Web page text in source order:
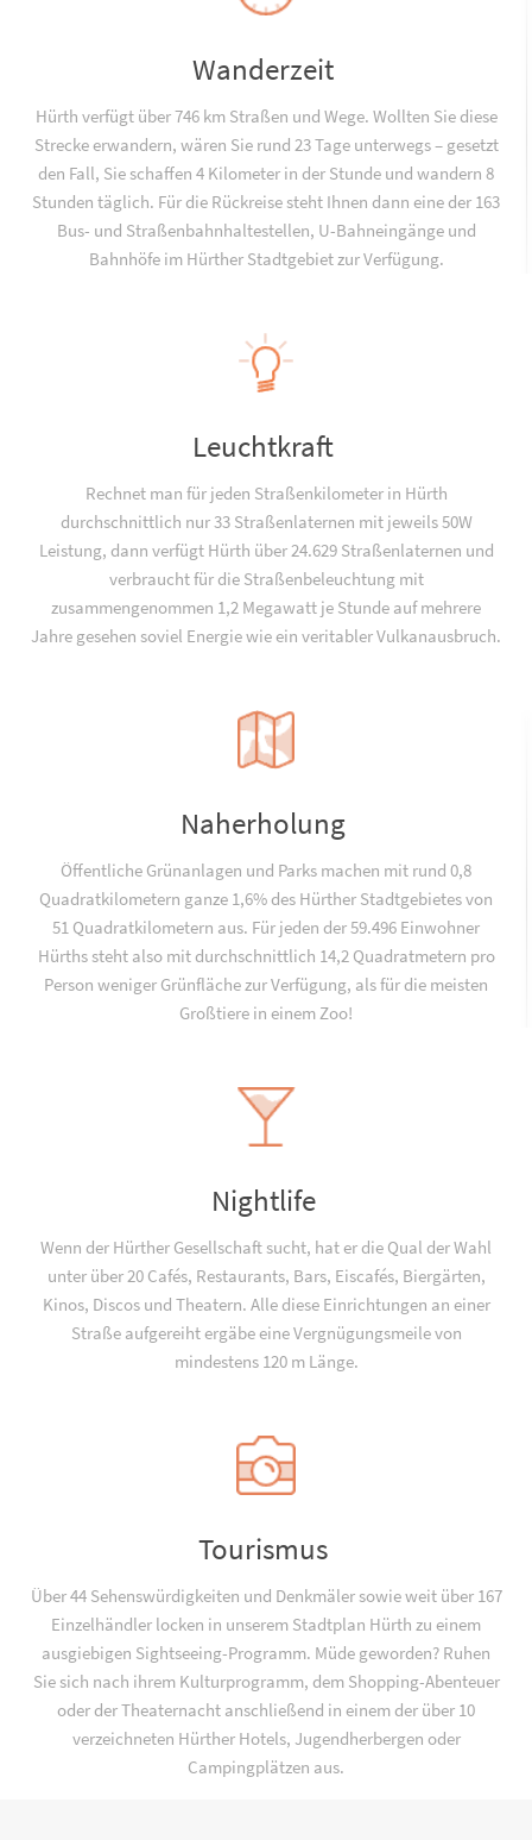
Wanderzeit
Hürth verfügt über 746 km Straßen und Wege. Wollten Sie diese
Strecke erwandern, wären Sie rund 23 Tage unterwegs – gesetzt
den Fall, Sie schaffen 4 Kilometer in der Stunde und wandern 8
Stunden täglich. Für die Rückreise steht Ihnen dann eine der 163
Bus- und Straßenbahnhaltestellen, U-Bahneingänge und
Bahnhöfe im Hürther Stadtgebiet zur Verfügung.
Leuchtkraft
Rechnet man für jeden Straßenkilometer in Hürth
durchschnittlich nur 33 Straßenlaternen mit jeweils 50W
Leistung, dann verfügt Hürth über 24.629 Straßenlaternen und
verbraucht für die Straßenbeleuchtung mit
zusammengenommen 1,2 Megawatt je Stunde auf mehrere
Jahre gesehen soviel Energie wie ein veritabler Vulkanausbruch.
Naherholung
Öffentliche Grünanlagen und Parks machen mit rund 0,8
Quadratkilometern ganze 1,6% des Hürther Stadtgebietes von
51 Quadratkilometern aus. Für jeden der 59.496 Einwohner
Hürths steht also mit durchschnittlich 14,2 Quadratmetern pro
Person weniger Grünfläche zur Verfügung, als für die meisten
Großtiere in einem Zoo!
Nightlife
Wenn der Hürther Gesellschaft sucht, hat er die Qual der Wahl
unter über 20 Cafés, Restaurants, Bars, Eiscafés, Biergärten,
Kinos, Discos und Theatern. Alle diese Einrichtungen an einer
Straße aufgereiht ergäbe eine Vergnügungsmeile von
mindestens 120 m Länge.
Tourismus
Über 44 Sehenswürdigkeiten und Denkmäler sowie weit über 167
Einzelhändler locken in unserem Stadtplan Hürth zu einem
ausgiebigen Sightseeing-Programm. Müde geworden? Ruhen
Sie sich nach ihrem Kulturprogramm, dem Shopping-Abenteuer
oder der Theaternacht anschließend in einem der über 10
verzeichneten Hürther Hotels, Jugend­­herbergen oder
Campingplätzen aus.